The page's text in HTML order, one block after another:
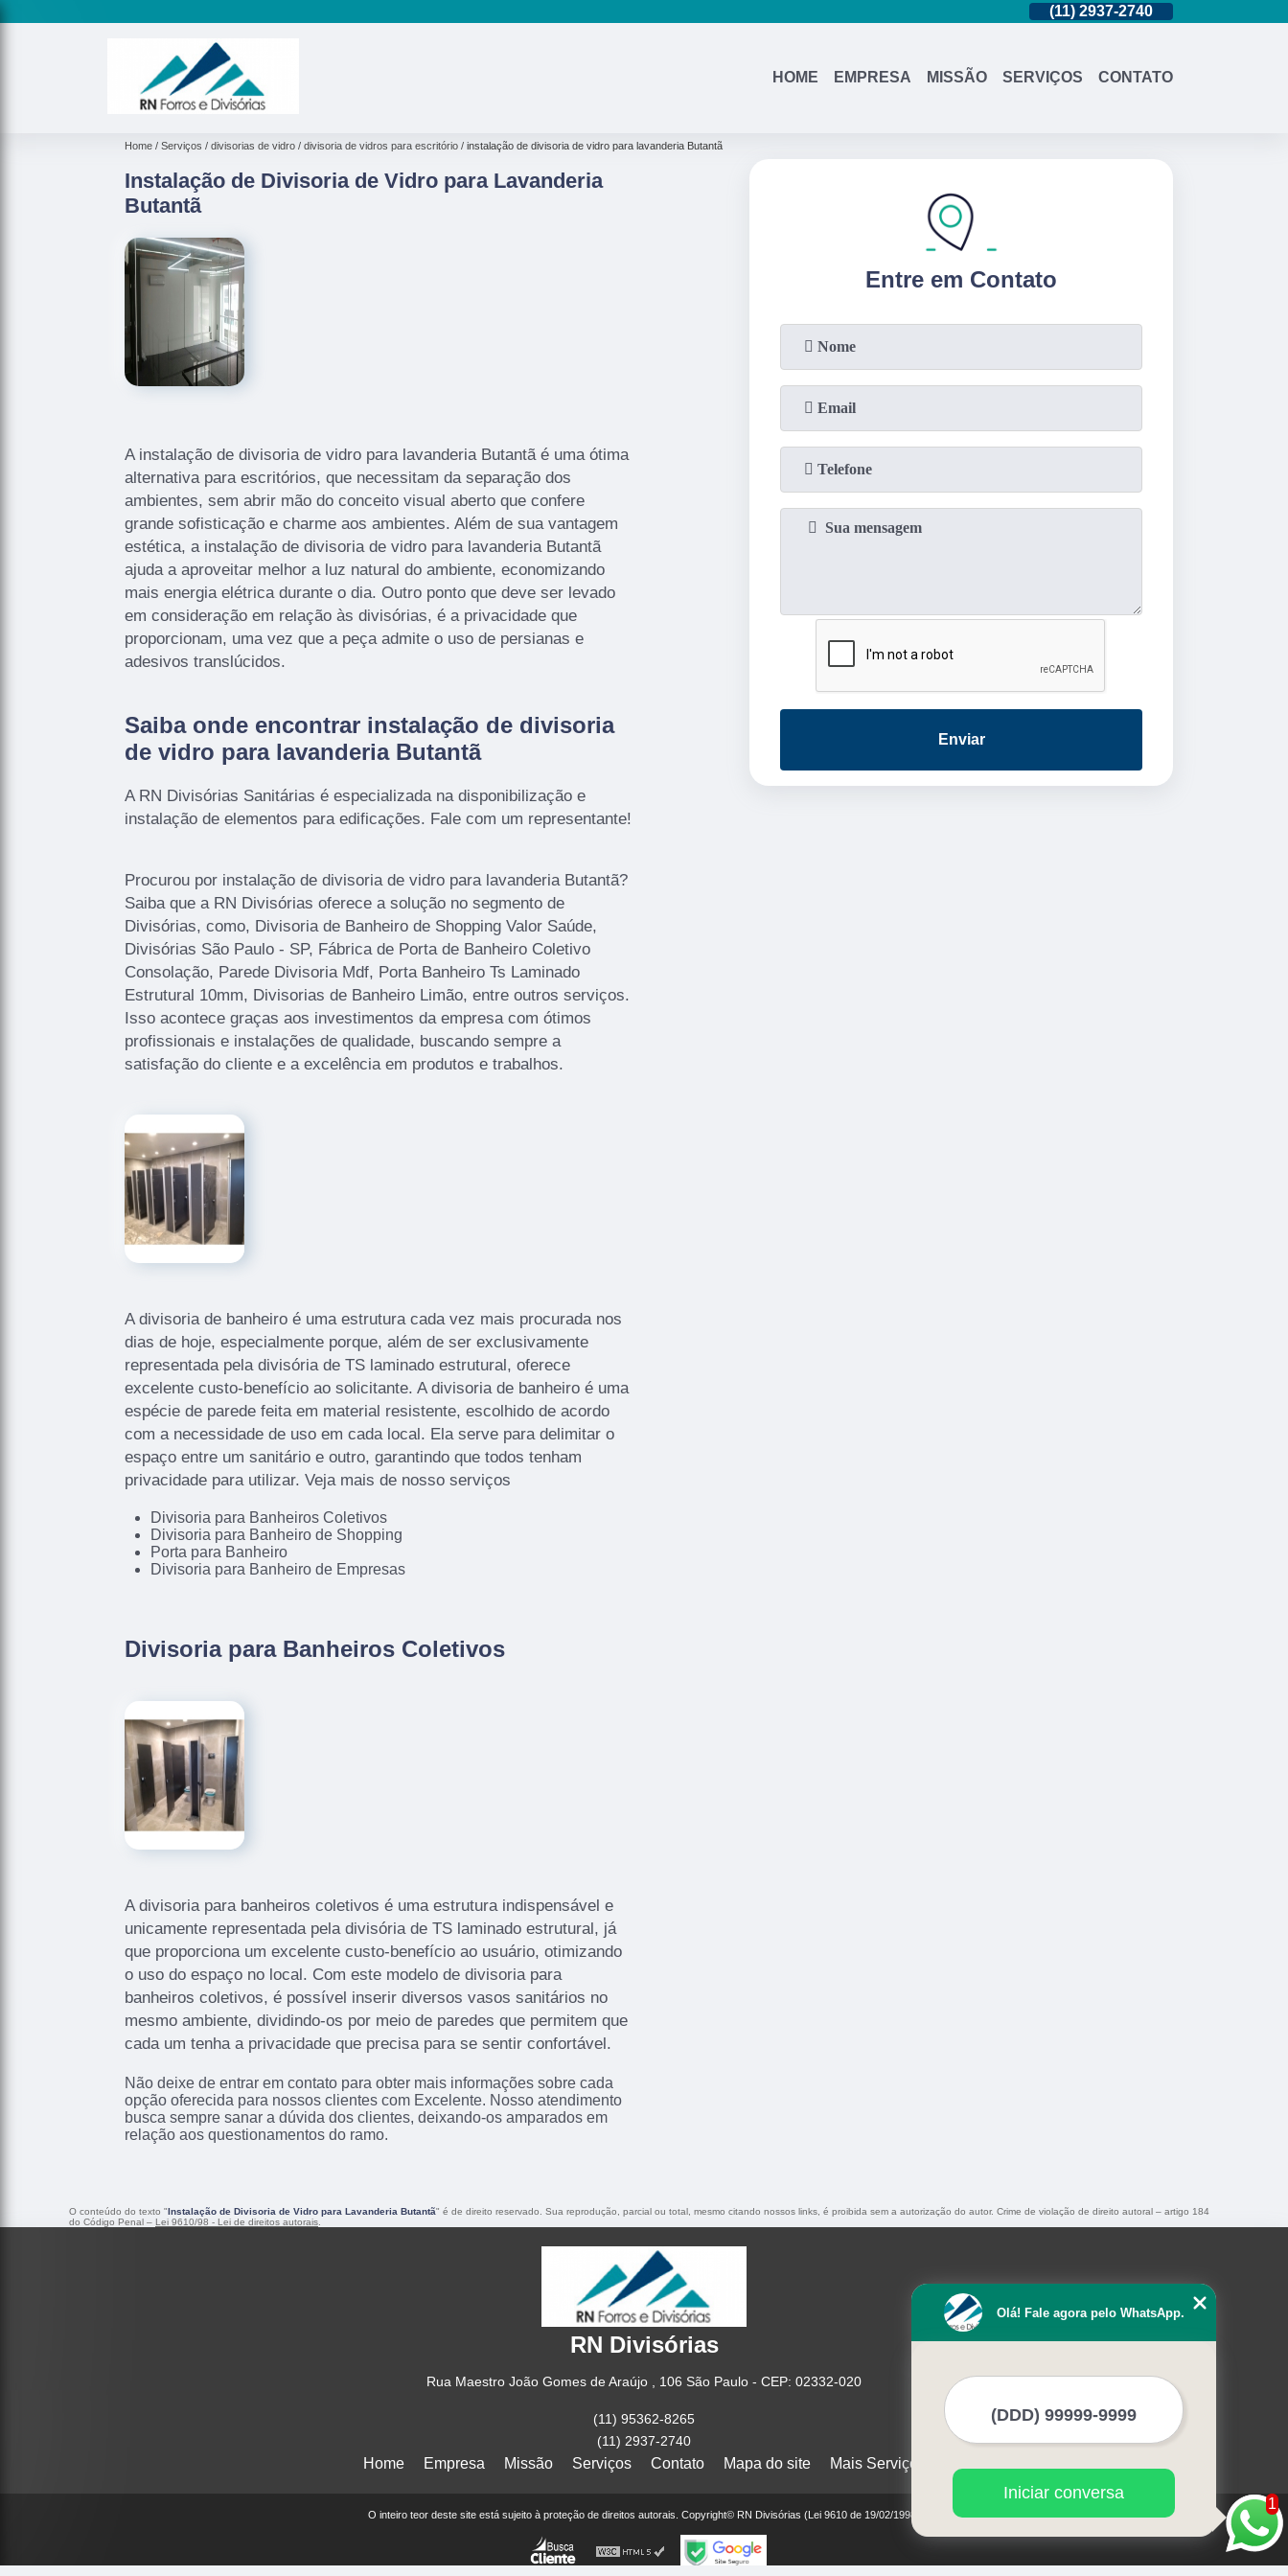
(11)2937-2740
HOME EMPRESA MISSÃO SERVIÇOS CONTATO
Home Serviços divisorias de vidro divisoria de vidros para escritório instalação de divisoria de vidro para lavanderia Butantã
Instalação de Divisoria de Vidro para Lavanderia
Butantã
A instalação de divisoria de vidro para lavanderia Butantã é uma ótima
alternativa para escritórios, que necessitam da separação dos
ambientes, sem abrir mão do conceito visual aberto que confere
grande sofisticação e charme aos ambientes. Além de sua vantagem
estética, a instalação de divisoria de vidro para lavanderia Butantã
ajuda a aproveitar melhor a luz natural do ambiente, economizando
mais energia elétrica durante o dia. Outro ponto que deve ser levado
em consideração em relação às divisórias, é a privacidade que
proporcionam, uma vez que a peça admite o uso de persianas e
adesivos translúcidos.
Saiba onde encontrar instalação de divisoria
de vidro para lavanderia Butantã
A RN Divisórias Sanitárias é especializada na disponibilização e
instalação de elementos para edificações. Fale com um representante!
Procurou por instalação de divisoria de vidro para lavanderia Butantã?
Saiba que a RN Divisórias oferece a solução no segmento de
Divisórias, como, Divisoria de Banheiro de Shopping Valor Saúde,
Divisórias São Paulo - SP, Fábrica de Porta de Banheiro Coletivo
Consolação, Parede Divisoria Mdf, Porta Banheiro Ts Laminado
Estrutural 10mm, Divisorias de Banheiro Limão, entre outros serviços.
Isso acontece graças aos investimentos da empresa com ótimos
profissionais e instalações de qualidade, buscando sempre a
satisfação do cliente e a excelência em produtos e trabalhos.
A divisoria de banheiro é uma estrutura cada vez mais procurada nos
dias de hoje, especialmente porque, além de ser exclusivamente
representada pela divisória de TS laminado estrutural, oferece
excelente custo-benefício ao solicitante. A divisoria de banheiro é uma
espécie de parede feita em material resistente, escolhido de acordo
com a necessidade de uso em cada local. Ela serve para delimitar o
espaço entre um sanitário e outro, garantindo que todos tenham
privacidade para utilizar. Veja mais de nosso serviços
Divisoria para Banheiros Coletivos
Divisoria para Banheiro de Shopping
Porta para Banheiro
Divisoria para Banheiro de Empresas
Divisoria para Banheiros Coletivos
A divisoria para banheiros coletivos é uma estrutura indispensável e
unicamente representada pela divisória de TS laminado estrutural, já
que proporciona um excelente custo-benefício ao usuário, otimizando
o uso do espaço no local. Com este modelo de divisoria para
banheiros coletivos, é possível inserir diversos vasos sanitários no
mesmo ambiente, dividindo-os por meio de paredes que permitem que
cada um tenha a privacidade que precisa para se sentir confortável.
Não deixe de entrar em contato para obter mais informações sobre cada
opção oferecida para nossos clientes com Excelente. Nosso atendimento
busca sempre sanar a dúvida dos clientes, deixando-os amparados em
relação aos questionamentos do ramo.
Entre em Contato
Enviar
O conteúdo do texto "Instalação de Divisoria de Vidro para Lavanderia Butantã" é de direito reservado. Sua reprodução, parcial ou total, mesmo citando nossos links, é proibida sem a autorização do autor. Crime de violação de direito autoral – artigo 184
do Código Penal – Lei 9610/98 - Lei de direitos autorais.
RN Divisórias
Rua Maestro João Gomes de Araújo , 106 São Paulo - CEP: 02332-020
(11) 95362-8265
(11) 2937-2740
Home Empresa Missão Serviços Contato Mapa do site Mais Serviços
O inteiro teor deste site está sujeito à proteção de direitos autorais. Copyright© RN Divisórias (Lei 9610 de 19/02/1998)
1
Olá! Fale agora pelo WhatsApp.
Iniciar conversa